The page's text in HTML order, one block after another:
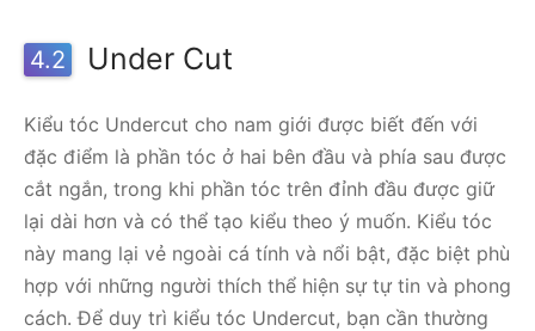
4.2 Under Cut
Kiểu tóc Undercut cho nam giới được biết đến với
đặc điểm là phần tóc ở hai bên đầu và phía sau được
cắt ngắn, trong khi phần tóc trên đỉnh đầu được giữ
lại dài hơn và có thể tạo kiểu theo ý muốn. Kiểu tóc
này mang lại vẻ ngoài cá tính và nổi bật, đặc biệt phù
hợp với những người thích thể hiện sự tự tin và phong
cách. Để duy trì kiểu tóc Undercut, bạn cần thường